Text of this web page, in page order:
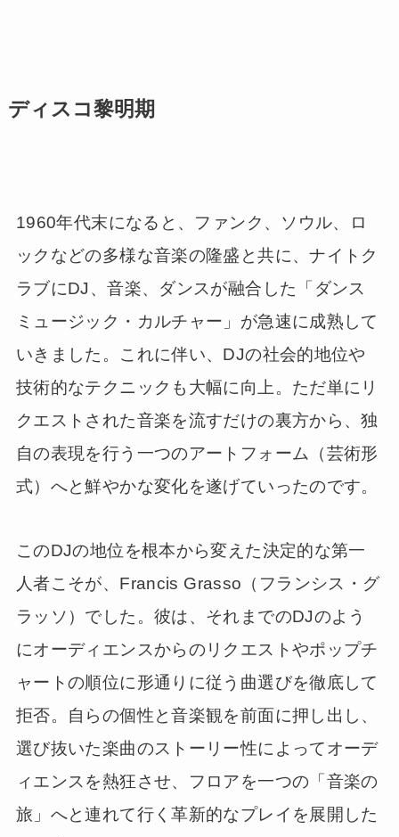
ディスコ黎明期
1960年代末になると、ファンク、ソウル、ロ
ックなどの多様な音楽の隆盛と共に、ナイトク
ラブにDJ、音楽、ダンスが融合した「ダンス
ミュージック・カルチャー」が急速に成熟して
いきました。これに伴い、DJの社会的地位や
技術的なテクニックも大幅に向上。ただ単にリ
クエストされた音楽を流すだけの裏方から、独
自の表現を行う一つのアートフォーム（芸術形
式）へと鮮やかな変化を遂げていったのです。
このDJの地位を根本から変えた決定的な第一
人者こそが、Francis Grasso（フランシス・グ
ラッソ）でした。彼は、それまでのDJのよう
にオーディエンスからのリクエストやポップチ
ャートの順位に形通りに従う曲選びを徹底して
拒否。自らの個性と音楽観を前面に押し出し、
選び抜いた楽曲のストーリー性によってオーデ
ィエンスを熱狂させ、フロアを一つの「音楽の
旅」へと連れて行く革新的なプレイを展開した